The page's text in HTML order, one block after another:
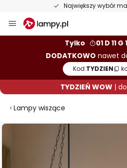
Przejdź
do
Tylko
01 D 11 G
DODATKOWO nawet
Kod:TYDZIEN
TYDZIEŃ WOW|
Lampy wiszące
Przejdź
na
koniec